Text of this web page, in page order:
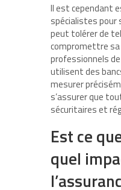
Il est cependant
spécialistes pour
peut tolérer de
compromettre sa
professionnels
utilisent des
mesurer
s’assurer que
sécuritaires et
Est ce
quel